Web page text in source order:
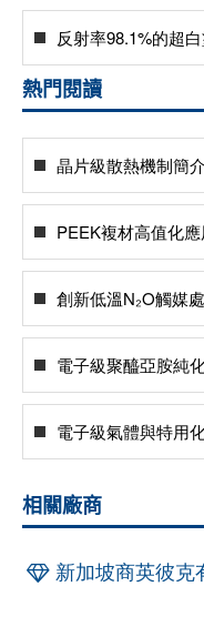
反射率98.1%的超
熱門閱讀
晶片級散熱機制簡介
PEEK複材高值化
創新低溫N₂O觸媒
電子級聚醯亞胺純
電子級氣體與特用
相關廠商
新加坡商英彼克